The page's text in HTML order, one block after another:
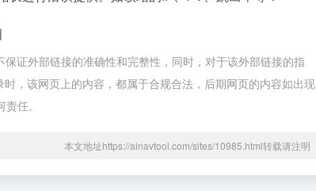
证外部链接的准确性和完整性，同时，对于该外部链接的指
，该网页上的内容，都属于合规合法，后期网页的内容如出现
任。
本文地址https://ainavtool.com/sites/10985.html转载请注明